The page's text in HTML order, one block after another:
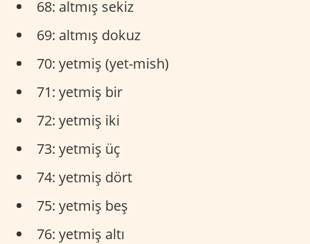
68: altmış sekiz
69: altmış dokuz
70: yetmiş (yet-mish)
71: yetmiş bir
72: yetmiş iki
73: yetmiş üç
74: yetmiş dört
75: yetmiş beş
76: yetmiş altı